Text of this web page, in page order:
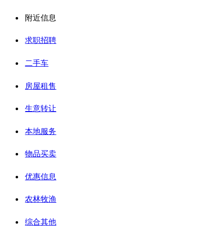
附近信息
求职招聘
二手车
房屋租售
生意转让
本地服务
物品买卖
优惠信息
农林牧渔
综合其他